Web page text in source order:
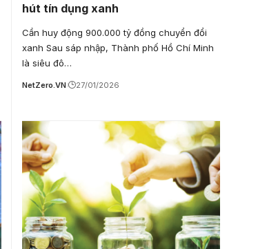
hút tín dụng xanh
Cần huy động 900.000 tỷ đồng chuyển đổi
xanh Sau sáp nhập, Thành phố Hồ Chí Minh
là siêu đô…
NetZero.VN 27/01/2026